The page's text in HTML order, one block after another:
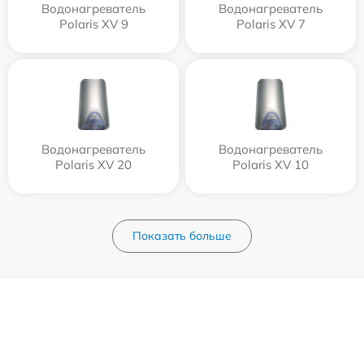
Водонагреватель
Polaris XV 9
Водонагреватель
Polaris XV 7
Водонагреватель
Polaris XV 20
Водонагреватель
Polaris XV 10
Показать больше